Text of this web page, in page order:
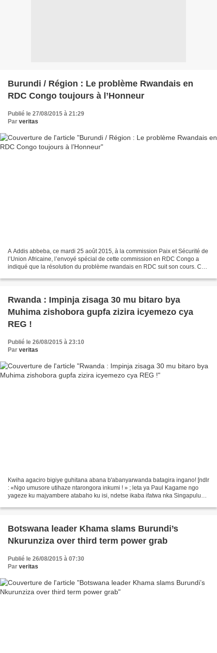
Burundi / Région : Le problème Rwandais en
RDC Congo toujours à l’Honneur
Publié le 27/08/2015 à 21:29
Par veritas
A Addis abbeba, ce mardi 25 août 2015, à la commission Paix et Sécurité de
l’Union Africaine, l’envoyé spécial de cette commission en RDC Congo a
indiqué que la résolution du problème rwandais en RDC suit son cours. Ces
Rwanda : Impinja zisaga 30 mu bitaro bya
Muhima zishobora gupfa zizira icyemezo cya
REG !
Publié le 26/08/2015 à 23:10
Par veritas
Kwiha agaciro bigiye guhitana abana b'abanyarwanda batagira ingano! [ndlr
: «Ngo umusore utihaze ntarongora inkumi ! » ; leta ya Paul Kagame ngo
yageze ku majyambere atabaho ku isi, ndetse ikaba ifatwa nka Singapulu
Botswana leader Khama slams Burundi’s
Nkurunziza over third term power grab
Publié le 26/08/2015 à 07:30
Par veritas